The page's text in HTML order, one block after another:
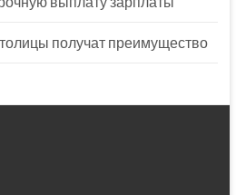
получат преимущество